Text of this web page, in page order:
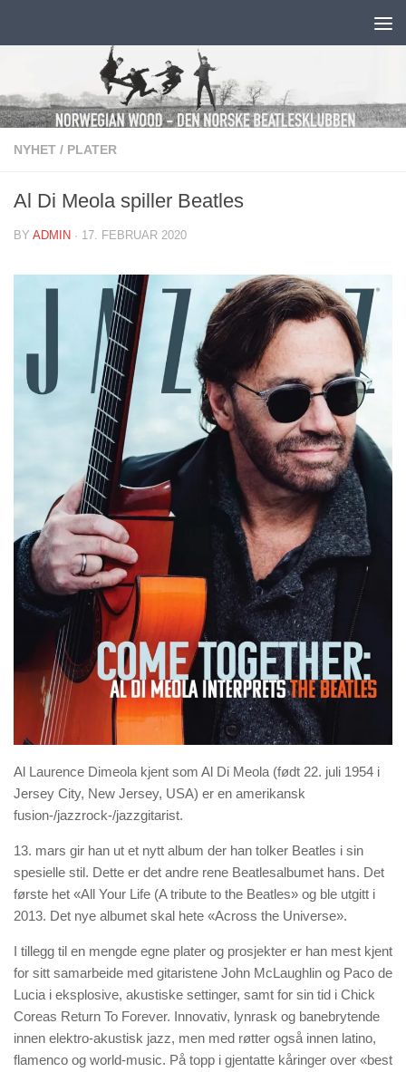
NYHET / PLATER
Al Di Meola spiller Beatles
BY ADMIN · 17. FEBRUAR 2020
Al Laurence Dimeola kjent som Al Di Meola (født 22. juli 1954 i
Jersey City, New Jersey, USA) er en amerikansk
fusion-/jazzrock-/jazzgitarist.
13. mars gir han ut et nytt album der han tolker Beatles i sin
spesielle stil. Dette er det andre rene Beatlesalbumet hans. Det
første het «All Your Life (A tribute to the Beatles» og ble utgitt i
2013. Det nye albumet skal hete «Across the Universe».
I tillegg til en mengde egne plater og prosjekter er han mest kjent
for sitt samarbeide med gitaristene John McLaughlin og Paco de
Lucia i eksplosive, akustiske settinger, samt for sin tid i Chick
Coreas Return To Forever. Innovativ, lynrask og banebrytende
innen elektro-akustisk jazz, men med røtter også innen latino,
flamenco og world-music. På topp i gjentatte kåringer over «best